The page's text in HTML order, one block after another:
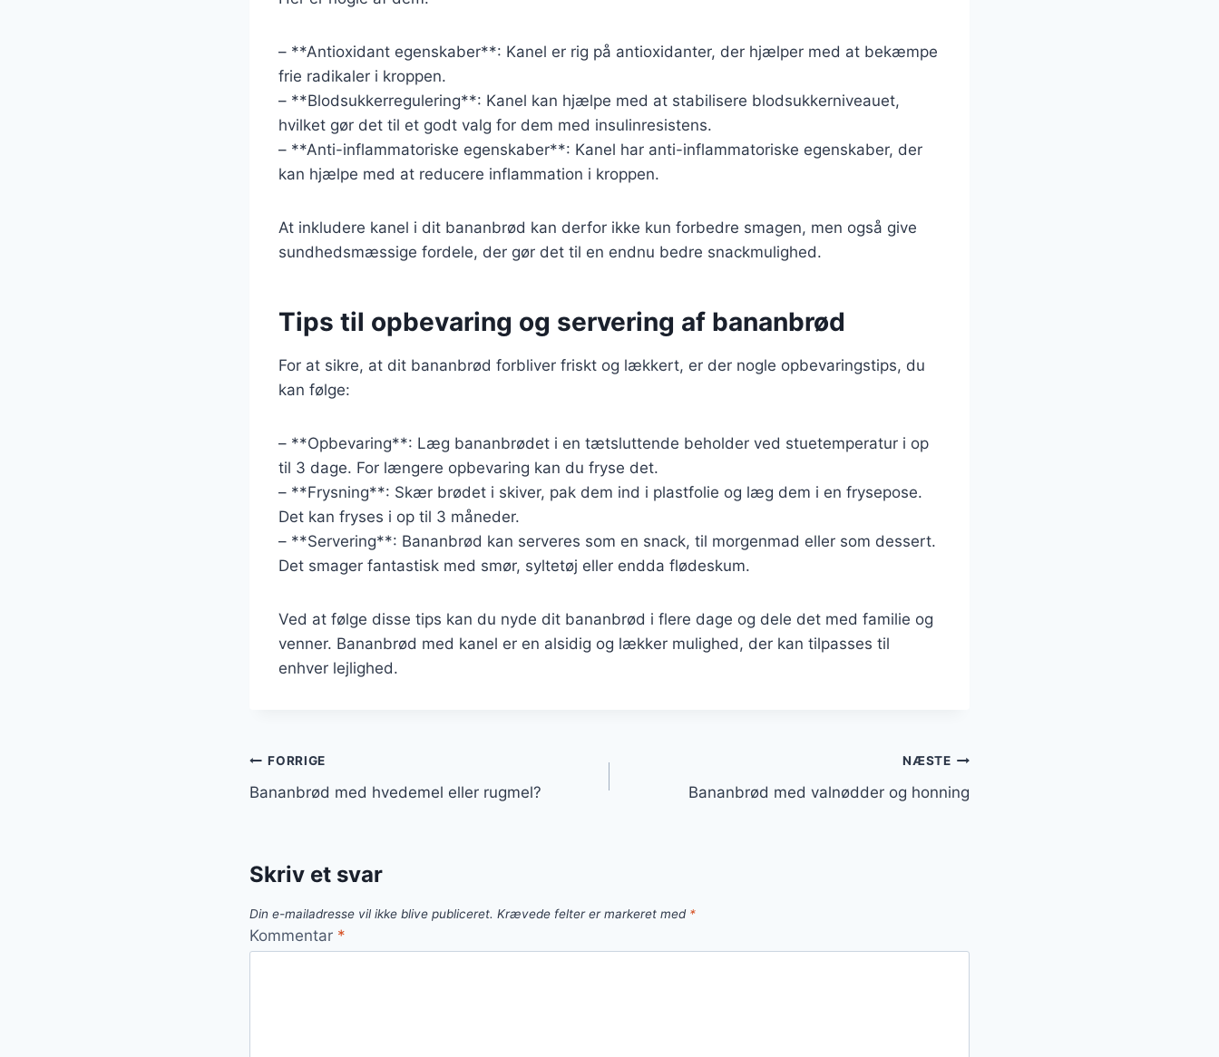
– **Antioxidant egenskaber**: Kanel er rig på antioxidanter, der hjælper med at bekæmpe
frie radikaler i kroppen.
– **Blodsukkerregulering**: Kanel kan hjælpe med at stabilisere blodsukkerniveauet,
hvilket gør det til et godt valg for dem med insulinresistens.
– **Anti-inflammatoriske egenskaber**: Kanel har anti-inflammatoriske egenskaber, der
kan hjælpe med at reducere inflammation i kroppen.
At inkludere kanel i dit bananbrød kan derfor ikke kun forbedre smagen, men også give
sundhedsmæssige fordele, der gør det til en endnu bedre snackmulighed.
Tips til opbevaring og servering af bananbrød
For at sikre, at dit bananbrød forbliver friskt og lækkert, er der nogle opbevaringstips, du
kan følge:
– **Opbevaring**: Læg bananbrødet i en tætsluttende beholder ved stuetemperatur i op
til 3 dage. For længere opbevaring kan du fryse det.
– **Frysning**: Skær brødet i skiver, pak dem ind i plastfolie og læg dem i en frysepose.
Det kan fryses i op til 3 måneder.
– **Servering**: Bananbrød kan serveres som en snack, til morgenmad eller som dessert.
Det smager fantastisk med smør, syltetøj eller endda flødeskum.
Ved at følge disse tips kan du nyde dit bananbrød i flere dage og dele det med familie og
venner. Bananbrød med kanel er en alsidig og lækker mulighed, der kan tilpasses til
enhver lejlighed.
Indlægsnavigation
FORRIGE
Bananbrød med hvedemel eller rugmel?
NÆSTE
Bananbrød med valnødder og honning
Skriv et svar
Din e-mailadresse vil ikke blive publiceret. Krævede felter er markeret med *
Kommentar *